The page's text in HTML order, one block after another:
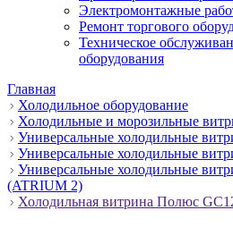
Электромонтажные
Ремонт торгового
Техническое
оборудования
Главная
Холодильное оборудование
Холодильные и морозильные
Универсальные холодильные
Универсальные холодильные
Универсальные холодильные
(ATRIUM 2)
Холодильная витрина Полюс